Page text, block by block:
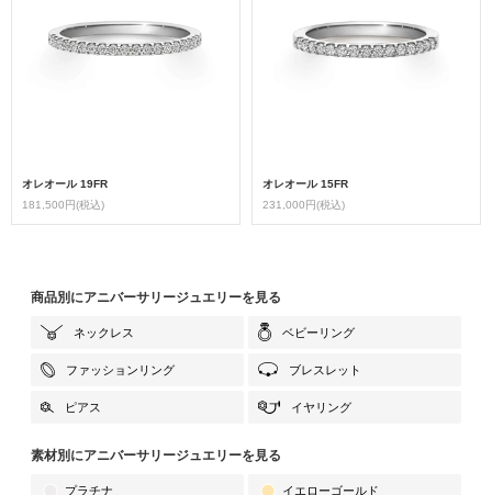
オレオール 19FR
181,500円(税込)
オレオール 15FR
231,000円(税込)
商品別にアニバーサリージュエリーを見る
ネックレス ベビーリング
ファッションリング ブレスレット
ピアス イヤリング
素材別にアニバーサリージュエリーを見る
プラチナ イエローゴールド